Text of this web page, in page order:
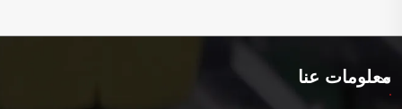
معلومات عنا